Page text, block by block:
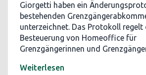
Giorgetti haben ein
bestehenden
unterzeichnet. Das Protokoll regelt
Besteuerung von Homeoffice für
Grenzgängerinnen und
Weiterlesen